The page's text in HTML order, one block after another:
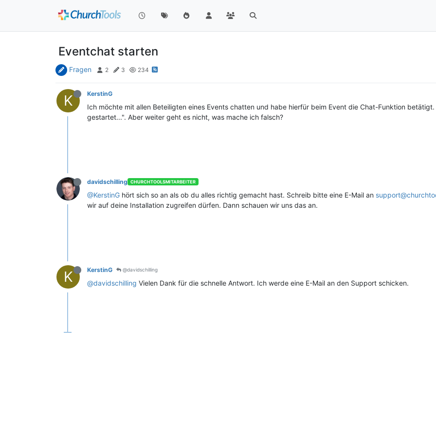
Eventchat starten
Fragen 2 3 234
K KerstinG
Ich möchte mit allen Beteiligten eines Events chatten und habe hierfür beim Event die Chat-Funktion
gestartet...". Aber weiter geht es nicht, was mache ich falsch?
davidschilling CHURCHTOOLSMITARBEITER
@KerstinG hört sich so an als ob du alles richtig gemacht hast. Schreib bitte eine E-Mail an
wir auf deine Installation zugreifen dürfen. Dann schauen wir uns das an.
K KerstinG @davidschilling
@davidschilling Vielen Dank für die schnelle Antwort. Ich werde eine E-Mail an den Support schicken.